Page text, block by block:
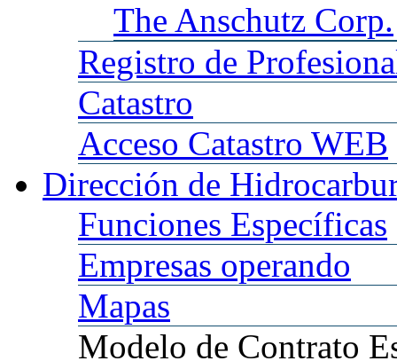
The Anschutz Corp.
Registro de
Catastro
Acceso Catastro WEB
Dirección de
Funciones Específicas
Empresas operando
Mapas
Modelo de Contrato